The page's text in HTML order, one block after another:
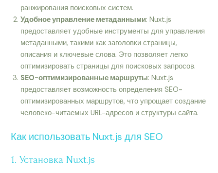
ранжирования поисковых систем.
Удобное управление метаданными: Nuxt.js
предоставляет удобные инструменты для управления
метаданными, такими как заголовки страницы,
описания и ключевые слова. Это позволяет легко
оптимизировать страницы для поисковых запросов.
SEO-оптимизированные маршруты: Nuxt.js
предоставляет возможность определения SEO-
оптимизированных маршрутов, что упрощает создание
человеко-читаемых URL-адресов и структуры сайта.
Как использовать Nuxt.js для SEO
1. Установка Nuxt.js